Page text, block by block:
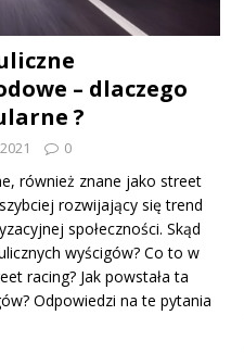
– dlaczego
?
0
również znane jako street
rozwijający się trend
społeczności. Skąd
wyścigów? Co to w
racing? Jak powstała ta
Odpowiedzi na te pytania